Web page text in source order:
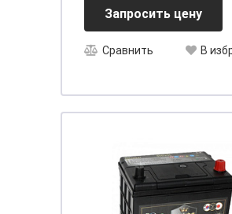
Запросить цену
Сравнить В